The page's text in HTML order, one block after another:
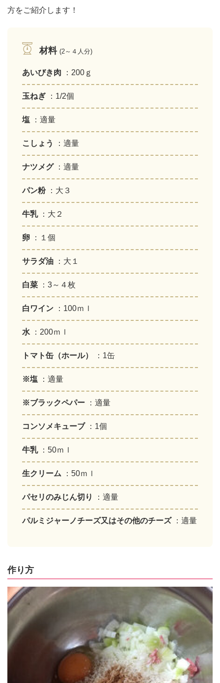
方をご紹介します！
材料 (2～４人分)
あいびき肉 ：200ｇ
玉ねぎ ：1/2個
塩 ：適量
こしょう ：適量
ナツメグ ：適量
パン粉 ：大３
牛乳 ：大２
卵 ：１個
サラダ油 ：大１
白菜 ：3～４枚
白ワイン ：100ｍｌ
水 ：200ｍｌ
トマト缶（ホール） ：1缶
※塩 ：適量
※ブラックペパー ：適量
コンソメキューブ ：1個
牛乳 ：50ｍｌ
生クリーム ：50ｍｌ
パセリのみじん切り ：適量
パルミジャーノチーズ又はその他のチーズ ：適量
作り方